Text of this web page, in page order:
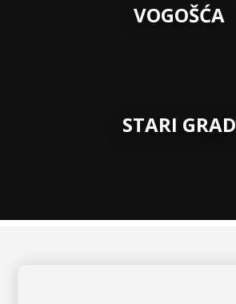
VOGOŠĆA
STARI GRAD